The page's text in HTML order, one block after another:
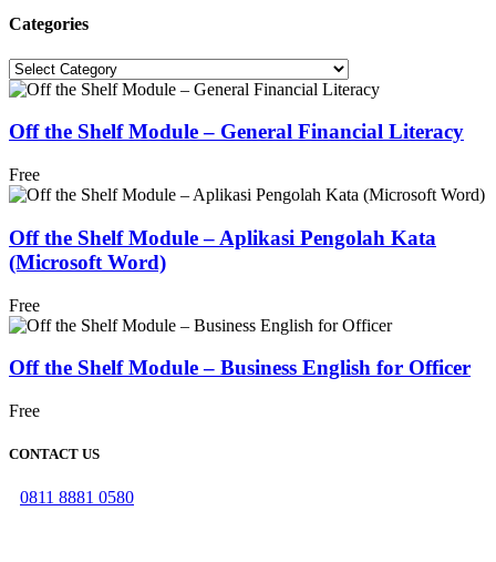
Categories
Categories
Off the Shelf Module – General Financial Literacy
Free
Off the Shelf Module – Aplikasi Pengolah Kata
(Microsoft Word)
Free
Off the Shelf Module – Business English for Officer
Free
CONTACT US
0811 8881 0580